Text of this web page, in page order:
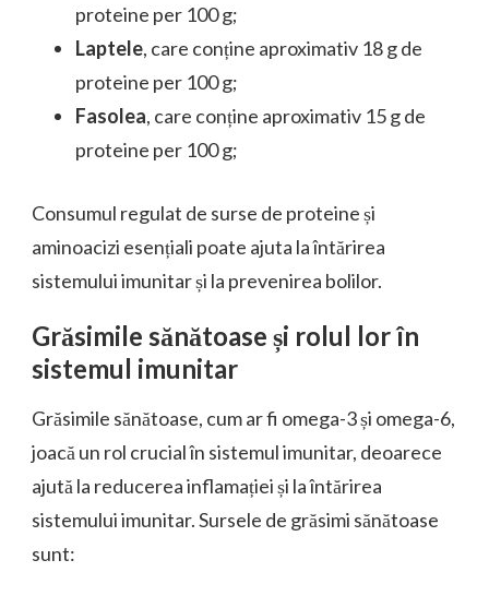
proteine per 100 g;
Laptele, care conține aproximativ 18 g de
proteine per 100 g;
Fasolea, care conține aproximativ 15 g de
proteine per 100 g;
Consumul regulat de surse de proteine și
aminoacizi esențiali poate ajuta la întărirea
sistemului imunitar și la prevenirea bolilor.
Grăsimile sănătoase și rolul lor în
sistemul imunitar
Grăsimile sănătoase, cum ar fi omega-3 și omega-6,
joacă un rol crucial în sistemul imunitar, deoarece
ajută la reducerea inflamației și la întărirea
sistemului imunitar. Sursele de grăsimi sănătoase
sunt: